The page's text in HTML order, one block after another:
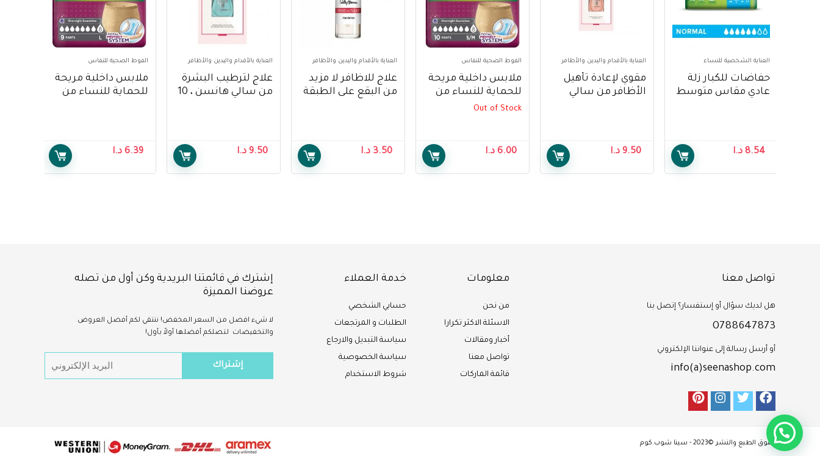
العناية الشخصية للنساء
حفاضات للكبار زلة
عادي مقاس متوسط
Normal M 80-120
8.54 د.ا
العناية بالأقدام واليدين والأظافر
مقوي لإعادة تأهيل
الأظافر من سالي
9.50 د.ا
الفوط الصحية للنفاس
ملابس داخلية مريحة
للحماية للنساء من
for Women, Super
Pants for Female
S/M, 10 pcs
Out of Stock
6.00 د.ا
العناية بالأقدام واليدين والأظافر
علاج للاظافر لا مزيد
من البقع على الطبقة
no more stains base
3.50 د.ا
العناية بالأقدام واليدين والأظافر
علاج لترطيب البشرة
من سالي هانسن ، 10
9.50 د.ا
الفوط الصحية للنفاس
ملابس داخلية مريحة
للحماية للنساء من
Protect Underwear
for Women, Super
Pants for Female
6.39 د.ا
تواصل معنا
هل لديك سؤال أو إستفسار؟ إتصل بنا
0788647873
أو أرسل رسالة إلى عنواننا الإلكتروني
info(a)seenashop.com
معلومات
من نحن
الاسئلة الاكثر تكرارا
أخبار ومقالات
تواصل معنا
قائمة الماركات
خدمة العملاء
حسابي الشخصي
الطلبات و المرتجعات
سياسة التبديل والارجاع
سياسة الخصوصية
شروط الاستخدام
إشترك في قائمتنا البريدية وكن أول من تصله
عروضنا المميزة
لا شيء افضل من السعر المخفض! ننتقي لكم أفضل العروض
والتخفيضات لتصلكم أفضلها أولاً بأول!
حقوق الطبع والنشر ©2023 - سينا شوب.كوم